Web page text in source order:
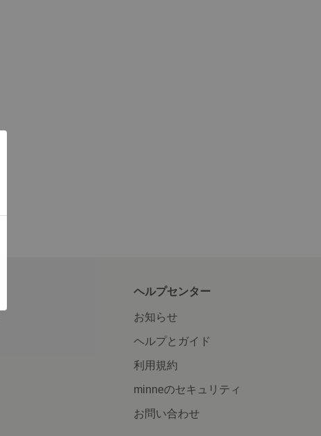
ヘルプセンター
お知らせ
ヘルプとガイド
利用規約
minneのセキュリティ
お問い合わせ